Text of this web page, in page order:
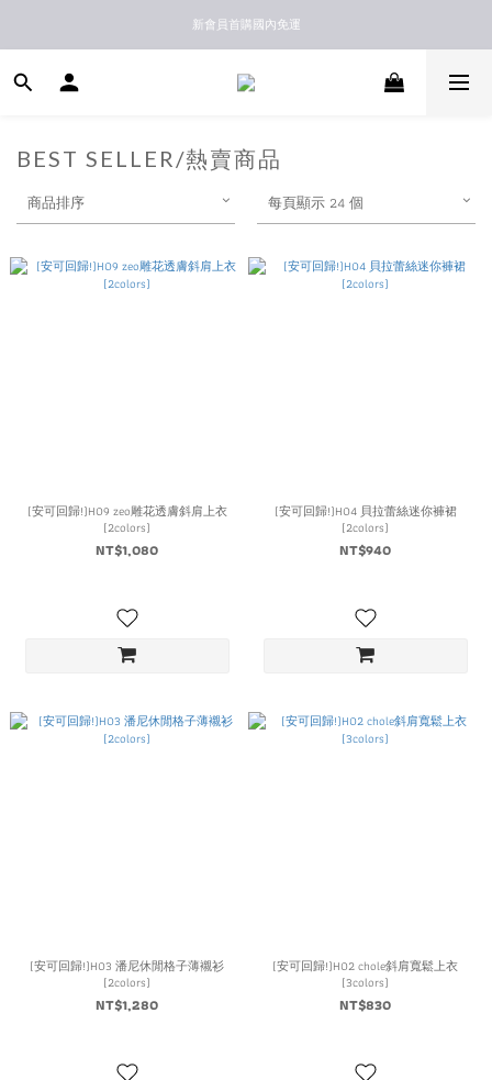
新馬港澳順豐到付配送
新會員首購國內免運
新馬港澳順豐到付配送
BEST SELLER/熱賣商品
商品排序 每頁顯示 24 個
(安可回歸!)H09 zeo雕花透膚斜肩上衣
(2colors)
NT$1,080
(安可回歸!)H04 貝拉蕾絲迷你褲裙
(2colors)
NT$940
(安可回歸!)H03 潘尼休閒格子薄襯衫
(2colors)
NT$1,280
(安可回歸!)H02 chole斜肩寬鬆上衣
(3colors)
NT$830